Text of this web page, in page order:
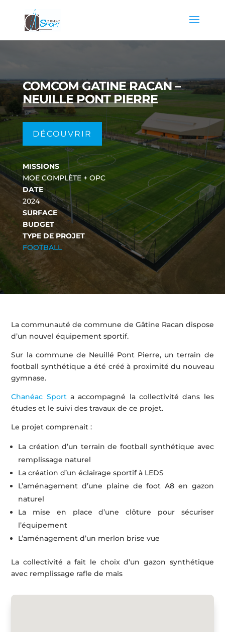
COMCOM GATINE RACAN –
NEUILLE PONT PIERRE
DÉCOUVRIR
MISSIONS
MOE COMPLÈTE + OPC
DATE
2024
SURFACE
BUDGET
TYPE DE PROJET
FOOTBALL
La communauté de commune de Gâtine Racan dispose
d’un nouvel équipement sportif.
Sur la commune de Neuillé Pont Pierre, un terrain de
football synthétique a été créé à proximité du nouveau
gymnase.
Chanéac Sporta accompagné la collectivité dans les
études et le suivi des travaux de ce projet.
Le projet comprenait :
La création d’un terrain de football synthétique avec
remplissage naturel
La création d’un éclairage sportif à LEDS
L’aménagement d’une plaine de foot A8 en gazon
naturel
La mise en place d’une clôture pour sécuriser
l’équipement
L’aménagement d’un merlon brise vue
La collectivité a fait le choix d’un gazon synthétique
avec remplissage rafle de maïs